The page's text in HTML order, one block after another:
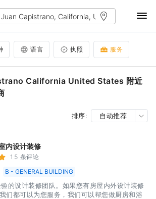
语言 执照 服务
California United States 附近
排序: 自动推荐
内设计装修
15 条评论
B - GENERAL BUILDING
的设计装修团队。如果您有房屋内外设计装修
们都可以为您服务，我们可以帮您做厨房和浴